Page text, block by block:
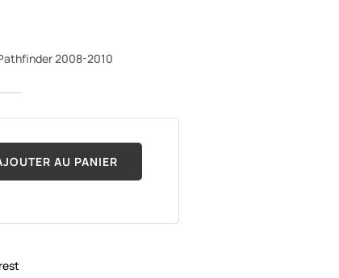
2008-2010
AU PANIER